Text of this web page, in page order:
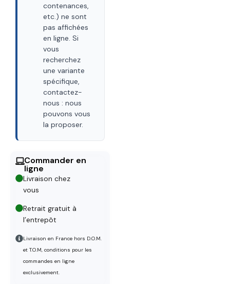
contenances,
etc.) ne sont
pas affichées
en ligne. Si
vous
recherchez
une variante
spécifique,
contactez-
nous : nous
pouvons vous
la proposer.
Commander en
ligne
Livraison chez
vous
Retrait gratuit à
l’entrepôt
Livraison en France hors D.O.M.
et T.O.M, conditions pour les
commandes en ligne
exclusivement.